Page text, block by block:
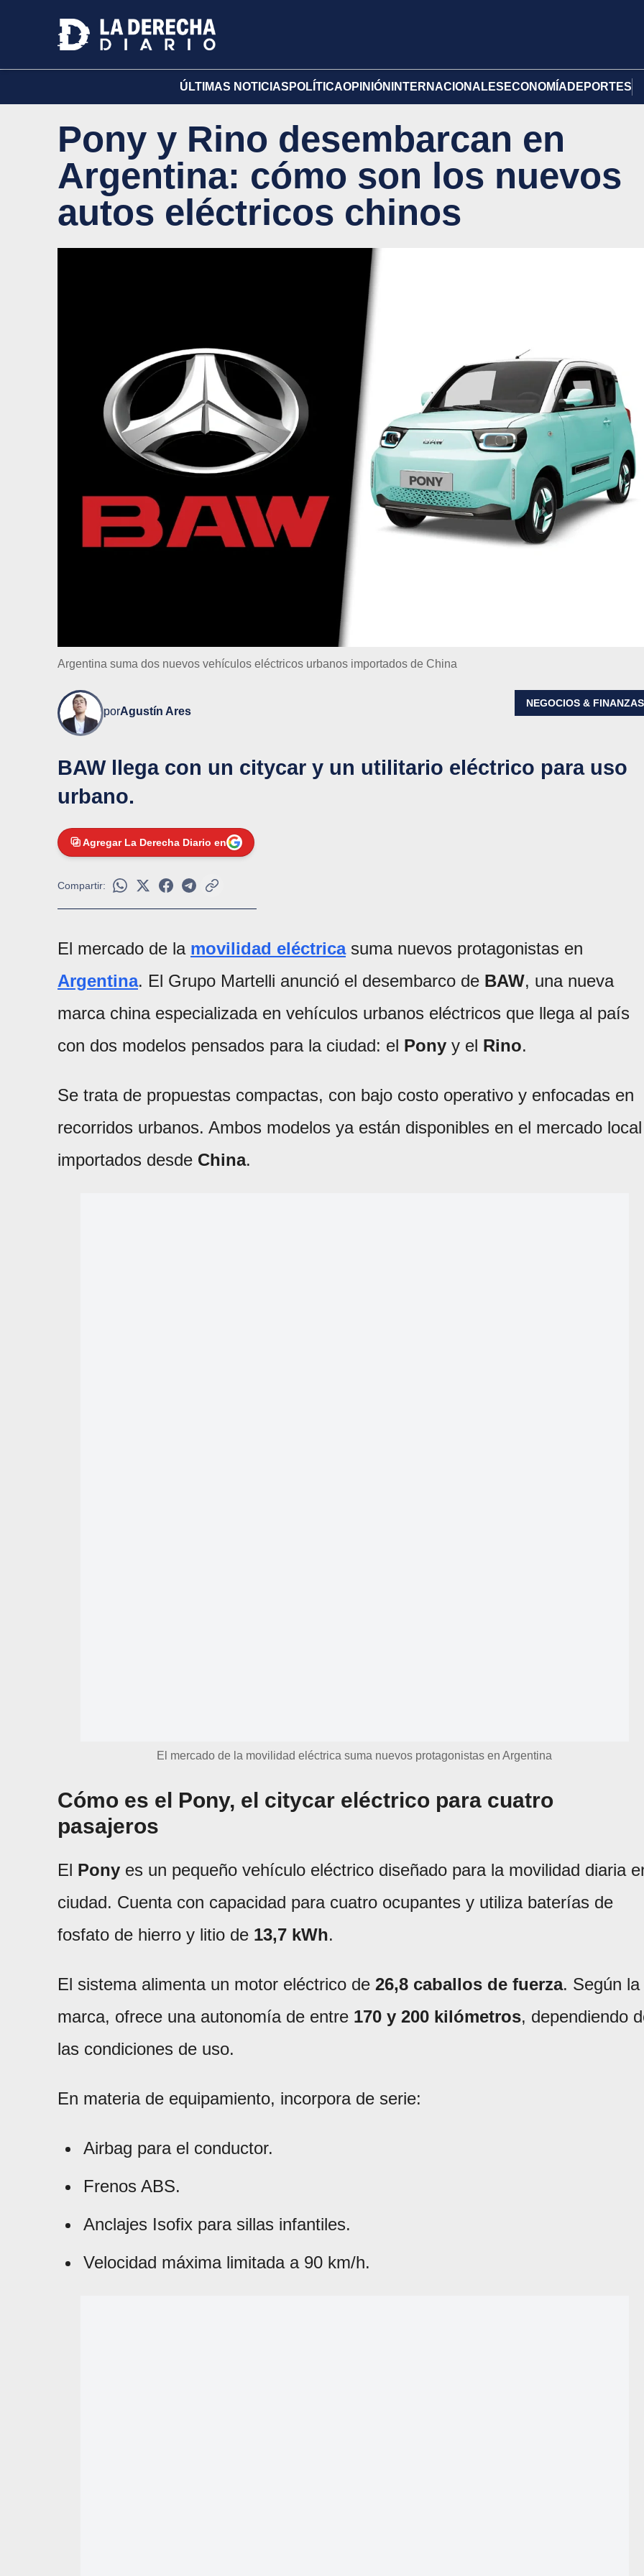
ÚLTIMAS NOTICIAS POLÍTICAOPINIÓN INTERNACIONALES ECONOMÍA DEPORTES
Pony y Rino desembarcan en
Argentina: cómo son los nuevos
autos eléctricos chinos
Argentina suma dos nuevos vehículos eléctricos urbanos importados de China
porAgustín Ares
NEGOCIOS & FINANZAS
BAW llega con un citycar y un utilitario eléctrico para uso
urbano.
Agregar La Derecha Diario en
Compartir:
El mercado de la movilidad eléctricasuma nuevos protagonistas en
Argentina. El Grupo Martelli anunció el desembarco de BAW, una nueva
marca china especializada en vehículos urbanos eléctricos que llega al país
con dos modelos pensados para la ciudad: el Pony y el Rino.
Se trata de propuestas compactas, con bajo costo operativo y enfocadas en
recorridos urbanos. Ambos modelos ya están disponibles en el mercado local
importados desde China.
El mercado de la movilidad eléctrica suma nuevos protagonistas en Argentina
Cómo es el Pony, el citycar eléctrico para cuatro
pasajeros
El Pony es un pequeño vehículo eléctrico diseñado para la movilidad diaria
ciudad. Cuenta con capacidad para cuatro ocupantes y utiliza baterías de
fosfato de hierro y litio de 13,7 kWh.
El sistema alimenta un motor eléctrico de 26,8 caballos de fuerza. Según la
marca, ofrece una autonomía de entre 170 y 200 kilómetros, dependiendo
las condiciones de uso.
En materia de equipamiento, incorpora de serie:
Airbag para el conductor.
Frenos ABS.
Anclajes Isofix para sillas infantiles.
Velocidad máxima limitada a 90 km/h.